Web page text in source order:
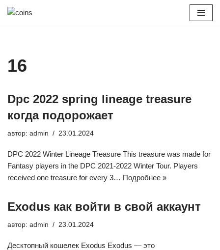
16
Dpc 2022 spring lineage treasure
когда подорожает
автор: admin 23.01.2024
DPC 2022 Winter Lineage Treasure This treasure was made for
Fantasy players in the DPC 2021-2022 Winter Tour. Players
received one treasure for every 3… Подробнее »
Exodus как войти в свой аккаунт
автор: admin 23.01.2024
Десктопный кошелек Exodus Exodus — это